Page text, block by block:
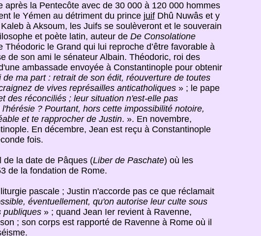
la Pentecôte avec de 30 000 à 120 000 hommes
le Yémen au détriment du prince juifDhû Nuwâs et y
à Aksoum, les Juifs se soulèveront et le souverain
et poète latin, auteur de De Consolatione
Théodoric le Grand qui lui reproche d’être favorable à
de son ami le sénateur Albain. Théodoric, roi des
ambassade envoyée à Constantinople pour obtenir
ma part : retrait de son édit, réouverture de toutes
de vives représailles anticatholiques » ; le pape
des réconciliés ; leur situation n'est-elle pas
? Pourtant, hors cette impossibilité notoire,
et te rapprocher de Justin. ». En novembre,
En décembre, Jean est reçu à Constantinople
fois.
la date de Pâques (Liber de Paschate) où les
de la fondation de Rome.
pascale ; Justin n'accorde pas ce que réclamait
éventuellement, qu'on autorise leur culte sous
publiques» ; quand Jean Ier revient à Ravenne,
; son corps est rapporté de Ravenne à Rome où il